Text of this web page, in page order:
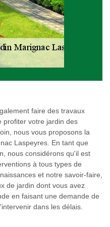
faire des travaux
profiter votre jardin des
nous vous proposons la
Laspeyres. En tant que
nous considérons qu'il est
à tous types de
et notre savoir-faire,
de jardin dont vous avez
en faisant une demande de
dans les délais.